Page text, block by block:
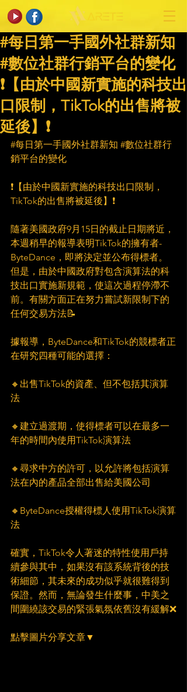
#每日第一手國外社群新知
#數位社群行銷平台的變化
❗【由於中國新實施的科技出
口限制，TikTok的出售將被
延後】❗
#每日第一手國外社群新知 #數位社群行
銷平台的變化
❗【由於中國新實施的科技出口限制，
TikTok的出售將被延後】❗
隨著美國政府9月15日的截止日期將近，
本週稍早的報導表明TikTok的擁有者-
ByteDance，即將決定並公布得標者。
但是，由於中國政府對包含演算法的科
技出口實施新規範，使這次過程停滯不
前。有關方面正在努力嘗試新限制下的
任何交易方法📝
據報導，ByteDance和TikTok的競標者正
在研究四種可能的選擇：
🔸出售TikTok的資產、但不包括其演算
法
🔸建立過渡期，使得標者可以在最多一
年的時間內使用TikTok演算法
🔸尋求中方的許可，以允許將包括演算
法在內的產品全部出售給美國公司
🔸ByteDance授權得標人使用TikTok演算
法
確實，TikTok令人著迷的特性使用戶持
續參與其中，如果沒有該系統背後的技
術細節，其未來的成功似乎就很難得到
保證。然而，無論發生什麼事，中美之
間圍繞該交易的緊張氣氛依舊沒有緩解❌
點擊圖片分享文章▼